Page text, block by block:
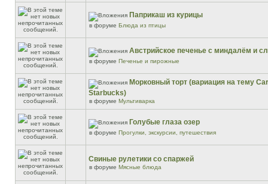
Паприкаш из курицы
в форуме Блюда из птицы
Австрийское печенье с миндалём и
в форуме Печенье и пирожные
Морковный торт (вариация на тему
Starbucks)
в форуме Мультиварка
Голубые глаза озер
в форуме Прогулки, экскурсии, путешествия
Свиные рулетики со спаржей
в форуме Мясные блюда